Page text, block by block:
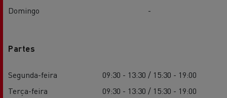
Domingo
-
Partes
Segunda-feira
09:30 - 13:30 / 15:30 - 19:00
Terça-feira
09:30 - 13:30 / 15:30 - 19:00